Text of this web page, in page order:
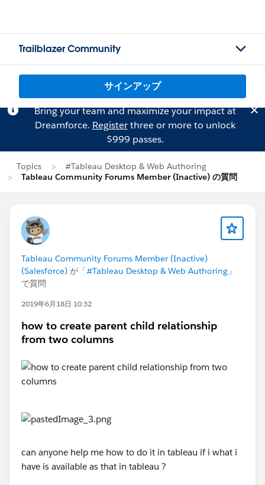
Trailblazer Community
サインアップ
Bring your team and maximize your impact at
Dreamforce. Registerthree or more to unlock
$999 passes.
Topics
#Tableau Desktop & Web Authoring
Tableau Community Forums Member (Inactive) の質問
Tableau Community Forums Member (Inactive)
(Salesforce) が「#Tableau Desktop & Web Authoring 」
で質問
2019年6月18日 10:32
how to create parent child relationship
from two columns
can anyone help me how to do it in tableau if i what i
have is available as that in tableau ?